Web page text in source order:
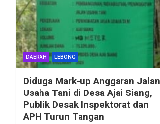
DAERAH LEBONG
Diduga Mark-up Anggaran Jalan
Usaha Tani di Desa Ajai Siang,
Publik Desak Inspektorat dan
APH Turun Tangan